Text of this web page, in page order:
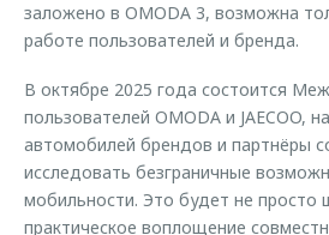
заложено в OMODA 3, возможна
работе пользователей и бренда.
В октябре 2025 года состоится
пользователей OMODA и JAECOO,
автомобилей брендов и партнёры
исследовать безграничные
мобильности. Это будет не просто
практическое воплощение